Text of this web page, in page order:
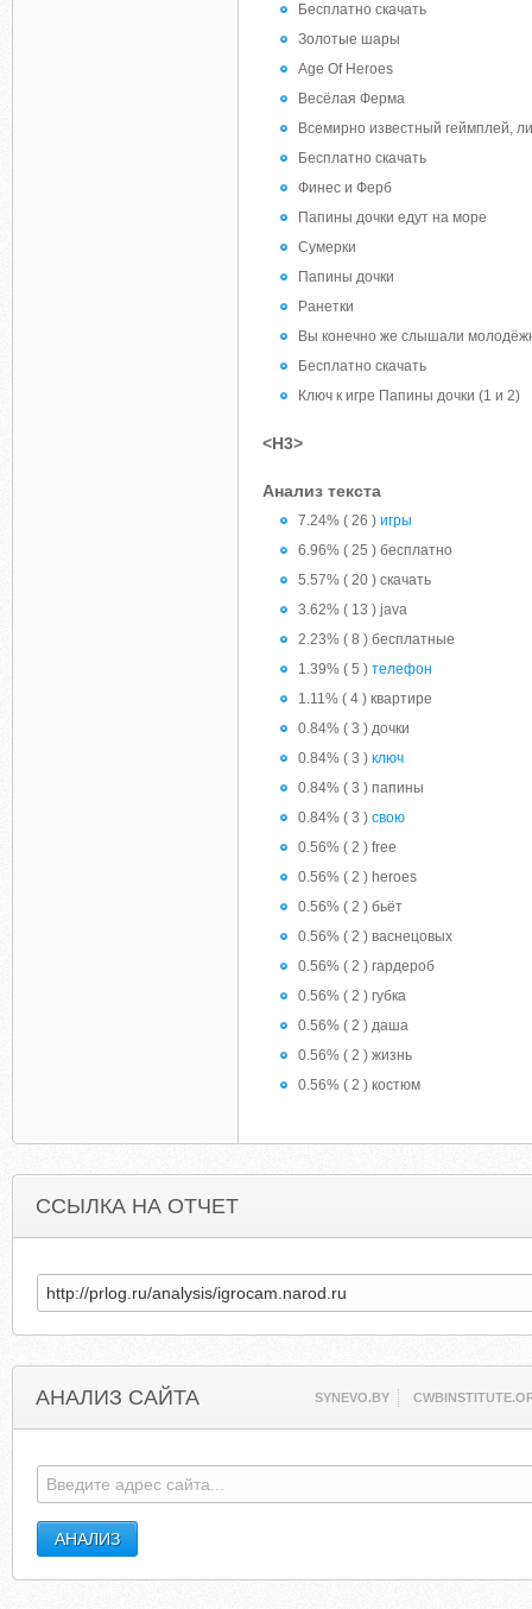
Бесплатно скачать
Золотые шары
Age Of Heroes
Весёлая Ферма
Всемирно известный геймплей,
Бесплатно скачать
Финес и Ферб
Папины дочки едут на море
Сумерки
Папины дочки
Ранетки
Вы конечно же слышали
Бесплатно скачать
Ключ к игре Папины дочки (1 и 2)
<H3>
Анализ текста
7.24% ( 26 ) игры
6.96% ( 25 ) бесплатно
5.57% ( 20 ) скачать
3.62% ( 13 ) java
2.23% ( 8 ) бесплатные
1.39% ( 5 ) телефон
1.11% ( 4 ) квартире
0.84% ( 3 ) дочки
0.84% ( 3 ) ключ
0.84% ( 3 ) папины
0.84% ( 3 ) свою
0.56% ( 2 ) free
0.56% ( 2 ) heroes
0.56% ( 2 ) бьёт
0.56% ( 2 ) васнецовых
0.56% ( 2 ) гардероб
0.56% ( 2 ) губка
0.56% ( 2 ) даша
0.56% ( 2 ) жизнь
0.56% ( 2 ) костюм
ССЫЛКА НА ОТЧЕТ
АНАЛИЗ САЙТА SYNEVO.BY